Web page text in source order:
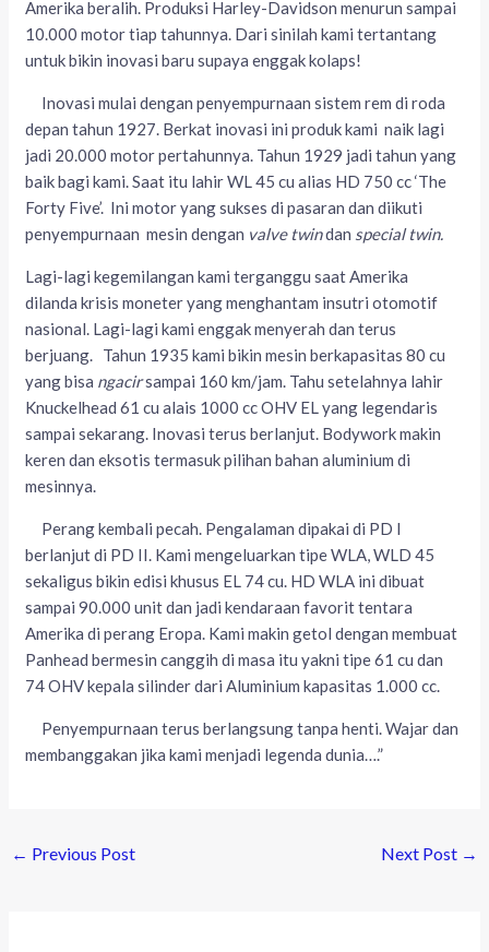
Amerika beralih. Produksi Harley-Davidson menurun sampai
10.000 motor tiap tahunnya. Dari sinilah kami tertantang
untuk bikin inovasi baru supaya enggak kolaps!
Inovasi mulai dengan penyempurnaan sistem rem di roda
depan tahun 1927. Berkat inovasi ini produk kami naik lagi
jadi 20.000 motor pertahunnya. Tahun 1929 jadi tahun yang
baik bagi kami. Saat itu lahir WL 45 cu alias HD 750 cc ‘The
Forty Five’. Ini motor yang sukses di pasaran dan diikuti
penyempurnaan mesin dengan valve twindan special twin.
Lagi-lagi kegemilangan kami terganggu saat Amerika
dilanda krisis moneter yang menghantam insutri otomotif
nasional. Lagi-lagi kami enggak menyerah dan terus
berjuang. Tahun 1935 kami bikin mesin berkapasitas 80 cu
yang bisa ngacirsampai 160 km/jam. Tahu setelahnya lahir
Knuckelhead 61 cu alais 1000 cc OHV EL yang legendaris
sampai sekarang. Inovasi terus berlanjut. Bodywork makin
keren dan eksotis termasuk pilihan bahan aluminium di
mesinnya.
Perang kembali pecah. Pengalaman dipakai di PD I
berlanjut di PD II. Kami mengeluarkan tipe WLA, WLD 45
sekaligus bikin edisi khusus EL 74 cu. HD WLA ini dibuat
sampai 90.000 unit dan jadi kendaraan favorit tentara
Amerika di perang Eropa. Kami makin getol dengan membuat
Panhead bermesin canggih di masa itu yakni tipe 61 cu dan
74 OHV kepala silinder dari Aluminium kapasitas 1.000 cc.
Penyempurnaan terus berlangsung tanpa henti. Wajar dan
membanggakan jika kami menjadi legenda dunia….”
← Previous Post Next Post →